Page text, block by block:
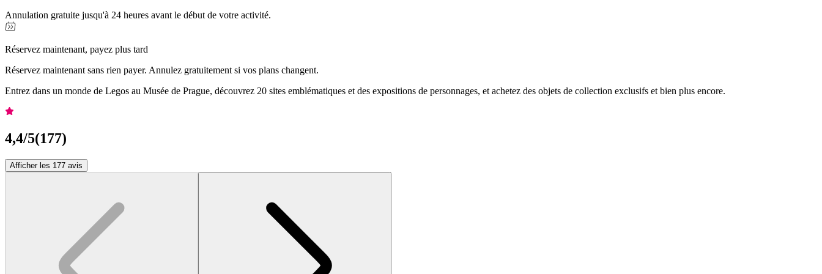
Annulation gratuite jusqu'à 24 heures avant le début de votre activité.
Réservez maintenant, payez plus tard
Réservez maintenant sans rien payer. Annulez gratuitement si vos plans changent.
Entrez dans un monde de Legos au Musée de Prague, découvrez 20 sites emblématiques et des expositions de personnages, et achetez des objets de collection exclusifs et bien plus encore.
4,4/5(177)
Afficher les 177 avis